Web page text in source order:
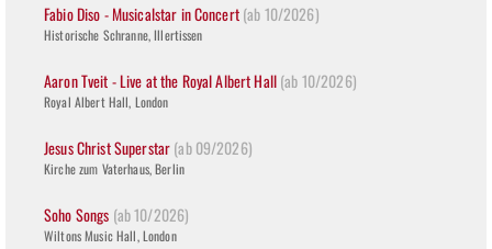
Fabio Diso - Musicalstar in Concert(ab 10/2026)
Historische Schranne, Illertissen
Aaron Tveit - Live at the Royal Albert Hall(ab 10/2026)
Royal Albert Hall, London
Jesus Christ Superstar(ab 09/2026)
Kirche zum Vaterhaus, Berlin
Soho Songs (ab 10/2026)
Wiltons Music Hall, London